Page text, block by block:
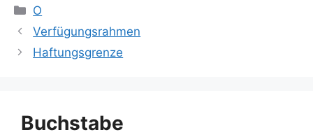
Kategorien
O
Verfügungsrahmen
Haftungsgrenze
Buchstabe